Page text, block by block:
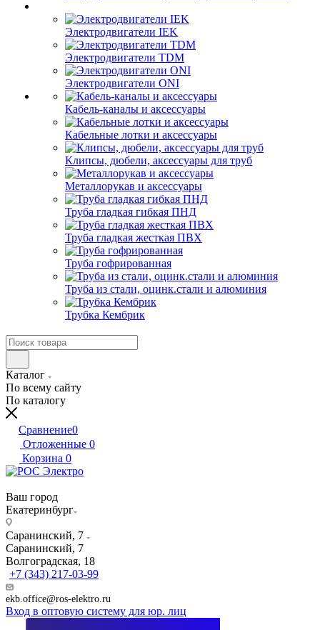
Электродвигатели IEK
Электродвигатели TDM
Электродвигатели ONI
Кабель-каналы и аксессуары
Кабельные лотки и аксессуары
Клипсы, дюбели, аксессуары для труб
Металлорукав и аксессуары
Труба гладкая гибкая ПНД
Труба гладкая жесткая ПВХ
Труба гофрированная
Труба из стали, оцинк.стали и алюминия
Трубка Кембрик
Каталог
По всему сайту
По каталогу
Сравнение0
Отложенные 0
Корзина 0
Ваш город
Екатеринбург
Саранинский, 7
Саранинский, 7
Волгоградская, 18
+7 (343) 217-03-99
ekb.office@ros-elektro.ru
Вход в оптовую систему для юр. лиц